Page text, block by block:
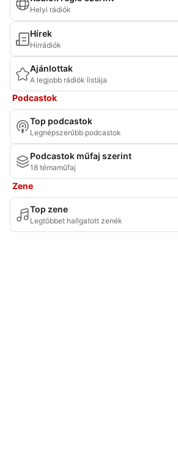
Helyi rádiók
Hírek
Hírrádiók
Ajánlottak
A legjobb rádiók listája
Podcastok
Top podcastok
Legnépszerűbb podcastok
Podcastok műfaj szerint
18 témaműfaj
Zene
Top zene
Legtöbbet hallgatott zenék